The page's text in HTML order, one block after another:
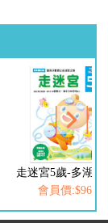
會員價:$96